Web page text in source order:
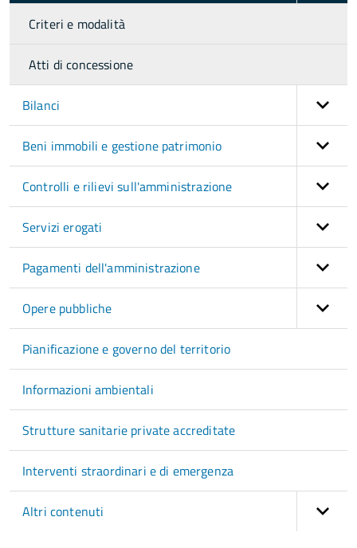
Criteri e modalità
Atti di concessione
Bilanci
Beni immobili e gestione patrimonio
Controlli e rilievi sull'amministrazione
Servizi erogati
Pagamenti dell'amministrazione
Opere pubbliche
Pianificazione e governo del territorio
Informazioni ambientali
Strutture sanitarie private accreditate
Interventi straordinari e di emergenza
Altri contenuti